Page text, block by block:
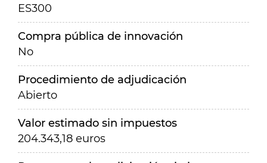
ES300
Compra pública de innovación
No
Procedimiento de adjudicación
Abierto
Valor estimado sin impuestos
204.343,18 euros